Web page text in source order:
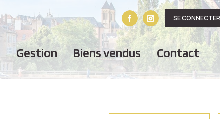
SE CONNECTER
gestion biens vendus contact